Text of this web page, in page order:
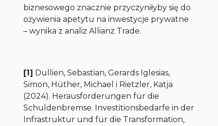
biznesowego znacznie przyczyniłyby się do
ożywienia apetytu na inwestycje prywatne
– wynika z analiz Allianz Trade.
[1] Dullien, Sebastian, Gerards Iglesias,
Simon, Hüther, Michael i Rietzler, Katja
(2024). Herausforderungen für die
Schuldenbremse. Investitionsbedarfe in der
Infrastruktur und für die Transformation,